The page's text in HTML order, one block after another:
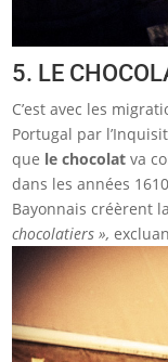
5. LE
C’est avec les
Portugal par
que le chocolat va
dans les années
Bayonnais créèrent
chocolatiers »,